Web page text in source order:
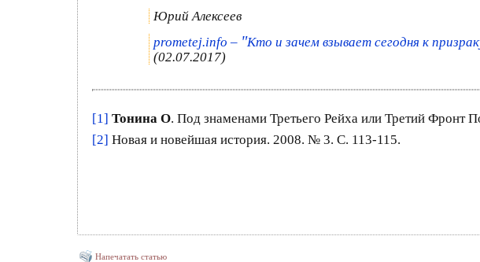
Юрий Алексеев
prometej.info – "Кто и зачем взывает сегодня к
(02.07.2017)
[1] Тонина О. Под знаменами Третьего Рейха или Третий Фронт
[2] Новая и новейшая история. 2008. № 3. С. 113-115.
Напечатать статью